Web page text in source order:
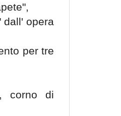
dall' opera
per tre
corno di